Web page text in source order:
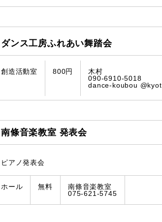
ダンス工房ふれあい舞踏会
創造活動室 800円
木村
090-6910-5018
dance-koubou
南條音楽教室 発表会
ピアノ発表会
ホール 無料
南條音楽教室
075-621-5745